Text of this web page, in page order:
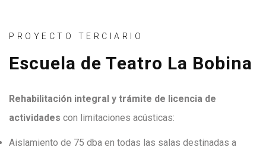
PROYECTO TERCIARIO
Escuela de Teatro La Bobina
Rehabilitación integral y trámite de licencia de
actividades con limitaciones acústicas:
Aislamiento de 75 dba en todas las salas destinadas a